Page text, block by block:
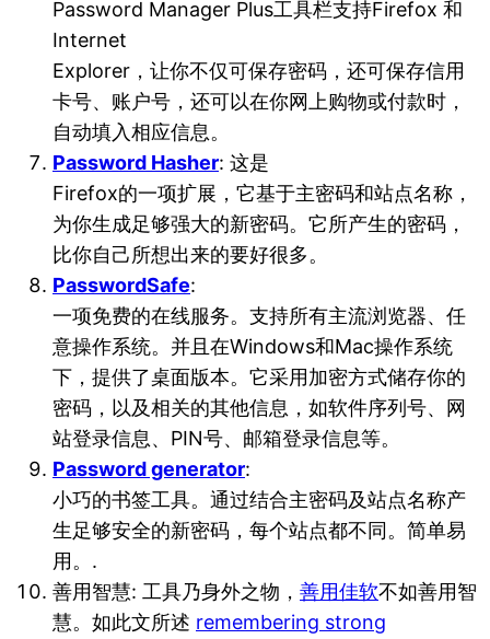
Password Manager Plus工具栏支持Firefox 和
Internet
Explorer，让你不仅可保存密码，还可保存信用
卡号、账户号，还可以在你网上购物或付款时，
自动填入相应信息。
Password Hasher: 这是
Firefox的一项扩展，它基于主密码和站点名称，
为你生成足够强大的新密码。它所产生的密码，
比你自己所想出来的要好很多。
PasswordSafe:
一项免费的在线服务。支持所有主流浏览器、任
意操作系统。并且在Windows和Mac操作系统
下，提供了桌面版本。它采用加密方式储存你的
密码，以及相关的其他信息，如软件序列号、网
站登录信息、PIN号、邮箱登录信息等。
Password generator:
小巧的书签工具。通过结合主密码及站点名称产
生足够安全的新密码，每个站点都不同。简单易
用。.
善用智慧: 工具乃身外之物， 善用佳软不如善用智
慧。如此文所述 remembering strong